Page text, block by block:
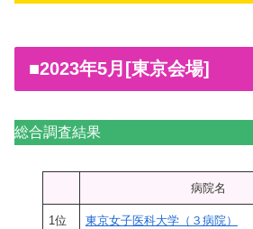
■2023年5月[東京会場]
総合調査結果
病
1位 東京女子医科大学（３病院）